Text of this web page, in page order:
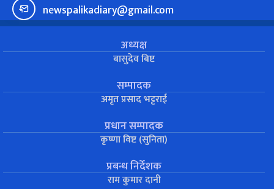
newspalikadiary@gmail.com
अध्यक्ष
बासुदेव बिष्ट
सम्पादक
अमृत प्रसाद भट्टराई
प्रधान सम्पादक
कृष्णा विष्ट (सुनिता)
प्रबन्ध निर्देशक
राम कुमार दानी